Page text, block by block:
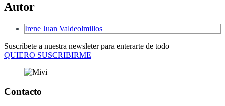
Autor
Irene Juan Valdeolmillos
Suscríbete a nuestra newsleter para enterarte de todo
QUIERO SUSCRIBIRME
Contacto